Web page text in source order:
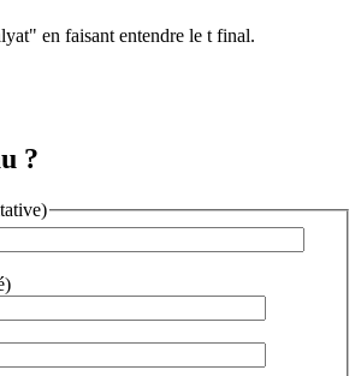
en faisant entendre le t final.
?